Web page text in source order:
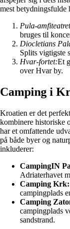
mest betydningsfulde
Pula-
bruges til
Diocletians
Splits vigtigste
Hvar-fortet:Et
over Hvar by.
Camping i
Kroatien er det
kombinere historiske
har et omfattende
på både byer og
inkluderer:
CampingIN
Adriaterhavet
Camping Krk:
campingplads
Camping
campingplads
sandstrand.